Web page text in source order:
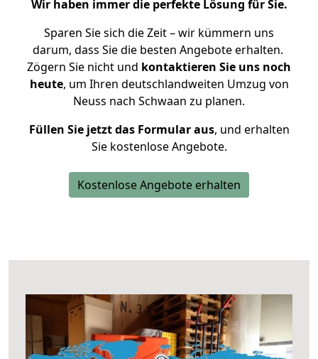
Wir haben immer die perfekte Lösung für Sie.
Sparen Sie sich die Zeit – wir kümmern uns
darum, dass Sie die besten Angebote erhalten.
Zögern Sie nicht und kontaktieren Sie uns noch
heute, um Ihren deutschlandweiten Umzug von
Neuss nach Schwaan zu planen.
Füllen Sie jetzt das Formular aus, und erhalten
Sie kostenlose Angebote.
Kostenlose Angebote erhalten